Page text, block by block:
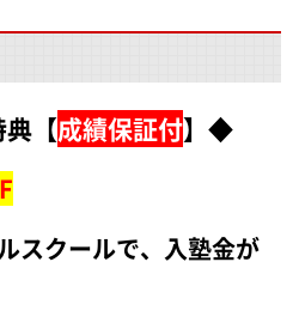
【成績保証付】◆
スクールで、入塾金が